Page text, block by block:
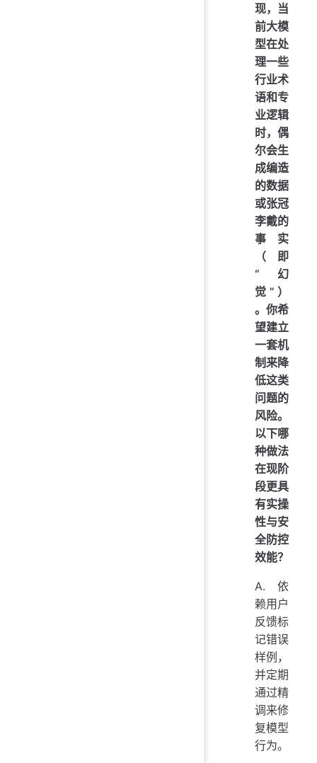
现，当
前大模
型在处
理一些
行业术
语和专
业逻辑
时，偶
尔会生
成编造
的数据
或张冠
李戴的
事实
（即
“幻
觉”）
。你希
望建立
一套机
制来降
低这类
问题的
风险。
以下哪
种做法
在现阶
段更具
有实操
性与安
全防控
效能？
A. 依
赖用户
反馈标
记错误
样例，
并定期
通过精
调来修
复模型
行为。